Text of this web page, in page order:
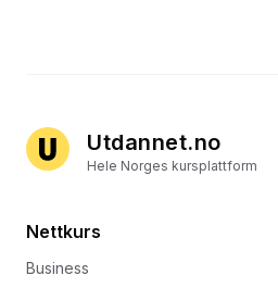
Utdannet.no
Hele Norges kursplattform
Nettkurs
Business